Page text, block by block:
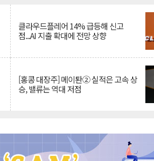
클라우드플레어 14% 급등해 신고
점...AI 지출 확대에 전망 상향
[홍콩 대장주] 메이퇀② 실적은 고속 상
승, 밸류는 역대 저점